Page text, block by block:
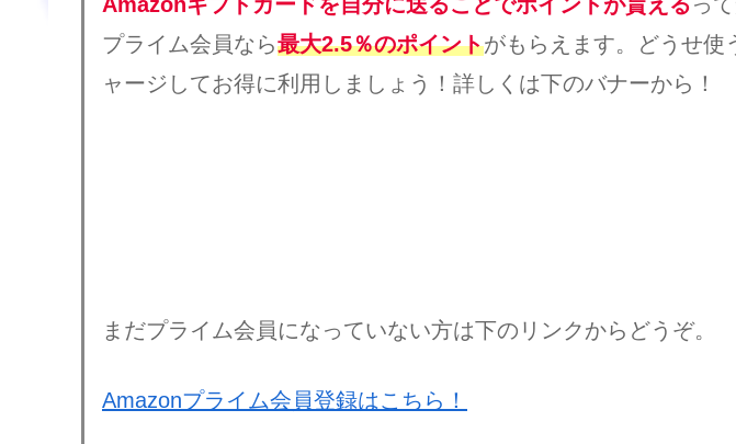
プライム会員なら最大2.5％のポイントがもらえます。どうせ使
ャージしてお得に利用しましょう！詳しくは下のバナーから！
まだプライム会員になっていない方は下のリンクからどうぞ。
Amazonプライム会員登録はこちら！